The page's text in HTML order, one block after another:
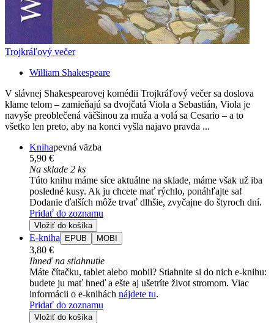
Trojkráľový večer
William Shakespeare
V slávnej Shakespearovej komédii Trojkráľový večer sa doslova
klame telom – zamieňajú sa dvojčatá Viola a Sebastián, Viola je
navyše preoblečená väčšinou za muža a volá sa Cesario – a to
všetko len preto, aby na konci vyšla najavo pravda ...
Knihapevná väzba
5,90 €
Na sklade 2 ks
Túto knihu máme síce aktuálne na sklade, máme však už iba
posledné kusy. Ak ju chcete mať rýchlo, ponáhľajte sa!
Dodanie ďalších môže trvať dlhšie, zvyčajne do štyroch dní.
Pridať do zoznamu
Vložiť do košíka
E-kniha EPUB MOBI
3,80 €
Ihneď na stiahnutie
Máte čítačku, tablet alebo mobil? Stiahnite si do nich e-knihu:
budete ju mať hneď a ešte aj ušetríte život stromom. Viac
informácii o e-knihách nájdete tu.
Pridať do zoznamu
Vložiť do košíka